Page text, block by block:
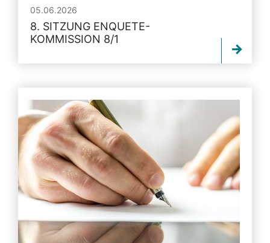
05.06.2026
8. SITZUNG ENQUETE-
KOMMISSION 8/1